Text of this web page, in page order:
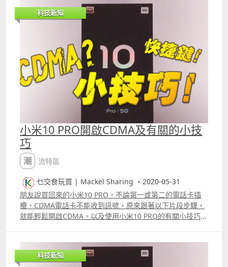
親節？不妨瀏覽以下文章，看有甚麼好餐廳介紹啦！ 推薦文
章：【澳門父親節2020】5間精選套餐及自助餐推介 1. 運動
手環 對於十分注重健康，而且經常做運動保持身型的爸爸來
說，運動手環一定能夠幫助提升訓練進度，而且功能多多。
不但可以邊聽音樂邊跑步，還具備手機及各種健康監測功
能，無論是游泳或行山都十分適合。 圖片來源：澳門好幫手
以上這款小米手環4正在「澳門好幫手」做限時折扣促銷，
不用二百元就可以買下來，值得考慮。 限時優惠價：$199
原價：$269 詳情：澳門好幫手 小米手環4 Black 2. 茶葉 有
些爸爸喜歡追求養生之道，所以不妨考慮選擇送茶葉作為父
親節禮物。茶葉的種類繁多，有去茶樓飲茶常見的「壽
眉」、「鐵觀音」和「普洱」，亦都有十分著名的「白毫銀
針」、「大紅袍」、「正岩肉桂」等。既健康，價錢又合
理，最適合鍾意品茶的爸爸。 圖片來源：「澳門茶雲澗文化
創意有限公司」官網 上圖是一款名為「正岩肉桂」的茶葉，
1553年由葡萄牙向大明朝租借澳門作為主要補給港口時，葡
國水手把這款「正岩肉桂」帶回葡萄牙，深受歐洲人歡迎，
因而聞名於各個歐洲國家。 「正岩肉桂」售價：$450盒 其
中一間位於澳門荷蘭園，在澳門文化廣場書店旁邊的「澳門
茶雲澗文化創意有限公司」，有售賣來自中國內地著名產地
的各款茶葉。 更多茶葉種類可到官網了解更多：澳門茶雲澗
文化創意有限公司 正岩肉桂 3. 按摩槍 近年來十分受歡迎的
消除疲勞神器「按摩槍」，用來消除爸爸的工作疲勞就最適
合不過。拿上手十分輕巧，攜帶方便，隨時隨地都可以為爸
爸按摩消除疲勞。 圖片來源：CTM Buddy Facebook 專頁
科技新知
小米10 PRO開啟CDMA及有關的小技
巧
潮流特區
乜交食玩買 | Mackel Sharing ・2020-05-31
朋友說買回來的小米10 PRO，不論第一或第二的電話卡插
槽，CDMA電話卡不能收到訊號，原來跟著以下片段步驟，
就能輕鬆開啟CDMA，以及使用小米10 PRO的有關小技巧。
科技新知